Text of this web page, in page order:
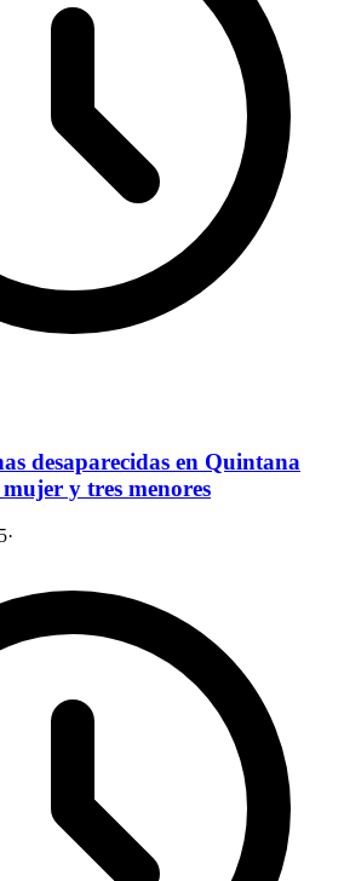
desaparecidas en Quintana
y tres menores
·